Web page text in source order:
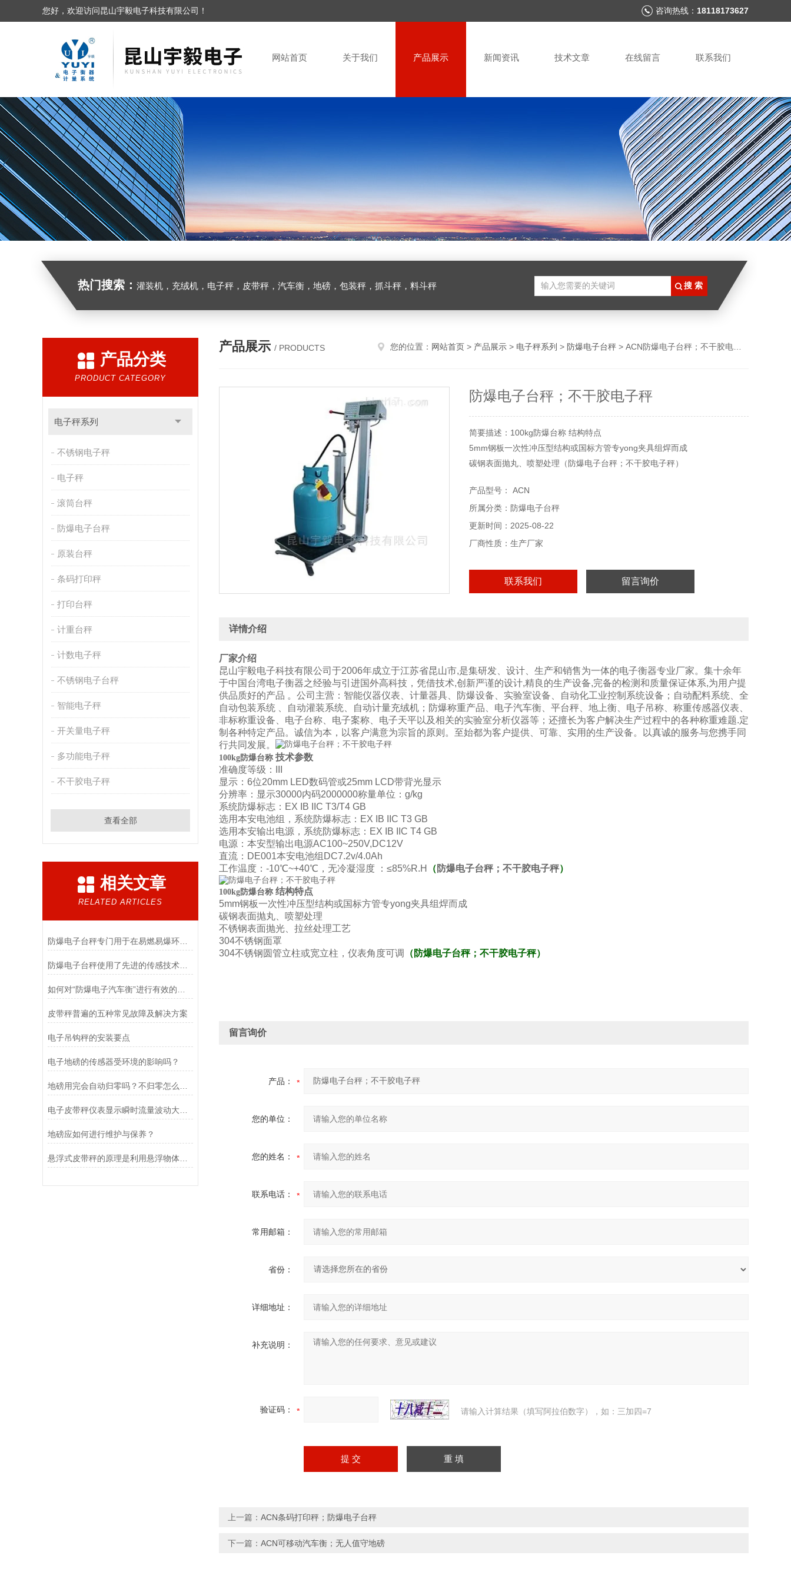
您好，欢迎访问昆山宇毅电子科技有限公司！ 咨询热线： 18118173627
网站首页 关于我们 产品展示 新闻资讯 技术文章 在线留言 联系我们
热门搜索： 灌装机，充绒机，电子秤，皮带秤，汽车衡，地磅，包装秤，抓斗秤，料斗秤
产品分类
PRODUCT CATEGORY
电子秤系列
不锈钢电子秤
电子秤
滚筒台秤
防爆电子台秤
原装台秤
条码打印秤
打印台秤
计重台秤
计数电子秤
不锈钢电子台秤
智能电子秤
开关量电子秤
多功能电子秤
不干胶电子秤
查看全部
相关文章
RELATED ARTICLES
防爆电子台秤专门用于在易燃易爆环境中进行称重操作
防爆电子台秤使用了先进的传感技术和数据处理算法
皮带秤普遍的五种常见故障及解决方案
电子吊钩秤的安装要点
电子地磅的传感器受环境的影响吗？
地磅应如何进行维护与保养？
悬浮式皮带秤的原理是利用悬浮物体重力与浮力的平衡原理
产品展示 / PRODUCTS 您的位置： 网站首页 > 产品展示 > 电子秤系列 > 防爆电子台秤 > ACN防爆电子台秤；不干胶电子秤
防爆电子台秤；不干胶电子秤
简要描述：100kg防爆台称 结构特点
5mm钢板一次性冲压型结构或国标方管专yong夹具组焊而成
碳钢表面抛丸、喷塑处理（防爆电子台秤；不干胶电子秤）
产品型号： ACN
所属分类：防爆电子台秤
更新时间：2025-08-22
厂商性质：生产厂家
联系我们 留言询价
详情介绍
厂家介绍
昆山宇毅电子科技有限公司于2006年成立于江苏省昆山市,是集研发、设计、生产和销售为一体的电子衡器专业厂家。集十余年
于中国台湾电子衡器之经验与引进国外高科技，凭借技术,创新严谨的设计,精良的生产设备,完备的检测和质量保证体系,为用户提
供品质好的产品 。公司主营：智能仪器仪表、计量器具、防爆设备、实验室设备、自动化工业控制系统设备；自动配料系统、全
自动包装系统 、自动灌装系统、自动计量充绒机；防爆称重产品、电子汽车衡、平台秤、地上衡、电子吊称、称重传感器仪表、
非标称重设备、电子台称、电子案称、电子天平以及相关的实验室分析仪器等；还擅长为客户解决生产过程中的各种称重难题.定
制各种特定产品。诚信为本，以客户满意为宗旨的原则。至始都为客户提供、可靠、实用的生产设备。以真诚的服务与您携手同
行共同发展。
100kg防爆台称 技术参数
准确度等级：III
显示：6位20mm LED数码管或25mm LCD带背光显示
分辨率：显示30000内码2000000称量单位：g/kg
系统防爆标志：EX IB IIC T3/T4 GB
选用本安电池组，系统防爆标志：EX IB IIC T3 GB
选用本安输出电源，系统防爆标志：EX IB IIC T4 GB
电源：本安型输出电源AC100~250V,DC12V
直流：DE001本安电池组DC7.2v/4.0Ah
工作温度：-10℃~+40℃，无冷凝湿度 ：≤85%R.H
（ 防爆电子台秤；不干胶电子秤）
100kg防爆台称 结构特点
5mm钢板一次性冲压型结构或国标方管专yong夹具组焊而成
碳钢表面抛丸、喷塑处理
不锈钢表面抛光、拉丝处理工艺
304不锈钢面罩
304不锈钢圆管立柱或宽立柱，仪表角度可调
（ 防爆电子台秤；不干胶电子秤）
留言询价
产品：
您的单位：
您的姓名：
联系电话：
常用邮箱：
省份：
详细地址：
补充说明：
验证码： 请输入计算结果（填写阿拉伯数字），如：三加四=7
上一篇： ACN条码打印秤；防爆电子台秤
下一篇： ACN可移动汽车衡；无人值守地磅